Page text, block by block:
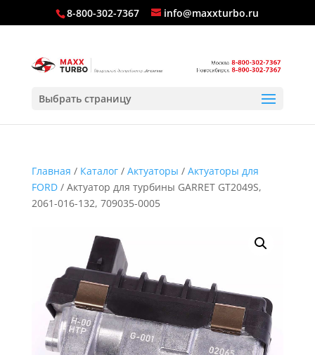
8-800-302-7367 info@maxxturbo.ru
Выбрать страницу
Главная / Каталог/ Актуаторы / Актуаторы для
FORD/ Актуатор для турбины GARRET GT2049S,
2061-016-132, 709035-0005